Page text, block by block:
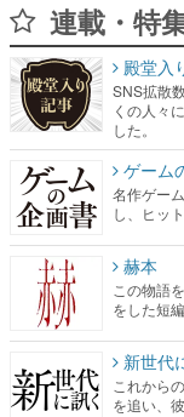
連載・特
殿堂入
SNS拡散
くの人々
した。
ゲーム
名作ゲー
し、ヒッ
赫本
この物語
をした短
新世代
これから
を追い、